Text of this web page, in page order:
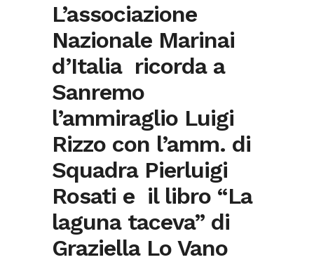
L’associazione
Nazionale Marinai
d’Italia ricorda a
Sanremo
l’ammiraglio Luigi
Rizzo con l’amm. di
Squadra Pierluigi
Rosati e il libro “La
laguna taceva” di
Graziella Lo Vano